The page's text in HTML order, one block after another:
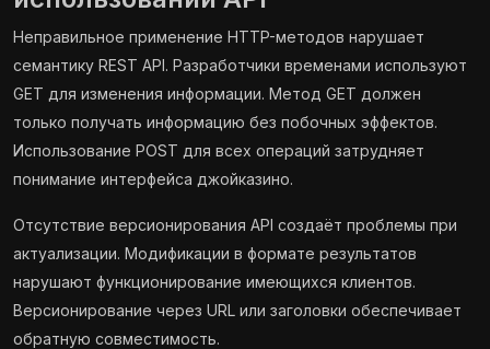
Неправильное применение HTTP-методов нарушает
семантику REST API. Разработчики временами используют
GET для изменения информации. Метод GET должен
только получать информацию без побочных эффектов.
Использование POST для всех операций затрудняет
понимание интерфейса джойказино.
Отсутствие версионирования API создаёт проблемы при
актуализации. Модификации в формате результатов
нарушают функционирование имеющихся клиентов.
Версионирование через URL или заголовки обеспечивает
обратную совместимость.